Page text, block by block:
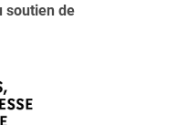
soutien de